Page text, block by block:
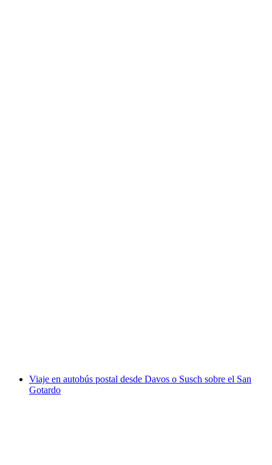
Viaje en autobús postal desde Davos o Susch sobre el San
Gotardo